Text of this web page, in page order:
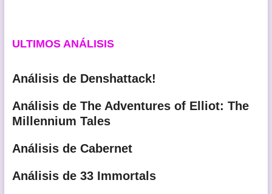
ULTIMOS ANÁLISIS
Análisis de Denshattack!
Análisis de The Adventures of Elliot: The
Millennium Tales
Análisis de Cabernet
Análisis de 33 Immortals